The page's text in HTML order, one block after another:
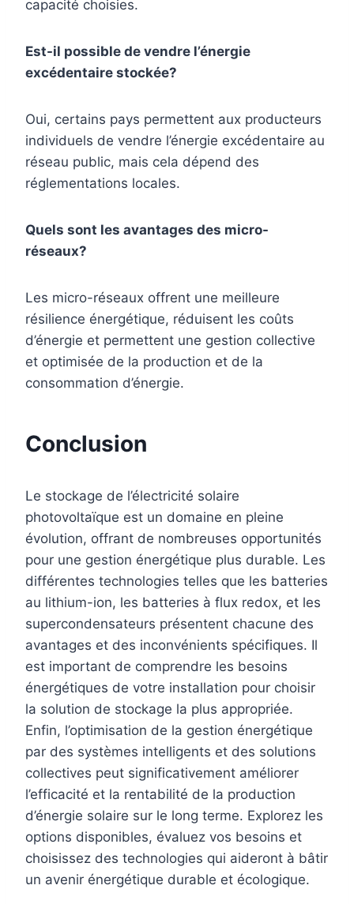
capacité choisies.
Est-il possible de vendre l’énergie
excédentaire stockée?
Oui, certains pays permettent aux producteurs
individuels de vendre l’énergie excédentaire au
réseau public, mais cela dépend des
réglementations locales.
Quels sont les avantages des micro-
réseaux?
Les micro-réseaux offrent une meilleure
résilience énergétique, réduisent les coûts
d’énergie et permettent une gestion collective
et optimisée de la production et de la
consommation d’énergie.
Conclusion
Le stockage de l’électricité solaire
photovoltaïque est un domaine en pleine
évolution, offrant de nombreuses opportunités
pour une gestion énergétique plus durable. Les
différentes technologies telles que les batteries
au lithium-ion, les batteries à flux redox, et les
supercondensateurs présentent chacune des
avantages et des inconvénients spécifiques. Il
est important de comprendre les besoins
énergétiques de votre installation pour choisir
la solution de stockage la plus appropriée.
Enfin, l’optimisation de la gestion énergétique
par des systèmes intelligents et des solutions
collectives peut significativement améliorer
l’efficacité et la rentabilité de la production
d’énergie solaire sur le long terme. Explorez les
options disponibles, évaluez vos besoins et
choisissez des technologies qui aideront à bâtir
un avenir énergétique durable et écologique.